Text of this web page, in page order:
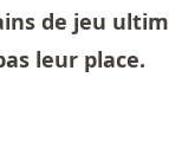
de jeu
leur place.